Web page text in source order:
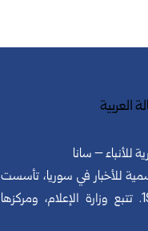
للأنباء – سانا
للأخبار في سوريا، تأسست
في 24 يونيو 1965. تتبع وزارة الإعلام، ومركزها